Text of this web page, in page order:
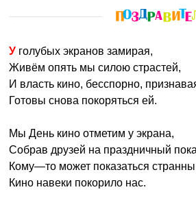
У голубых экранов замирая,
Живём опять мы силою страстей,
И власть кино, бесспорно,
Готовы снова покоряться ей.
Мы День кино отметим у экрана,
Собрав друзей на праздничный
Кому—то может показаться
Кино навеки покорило нас.